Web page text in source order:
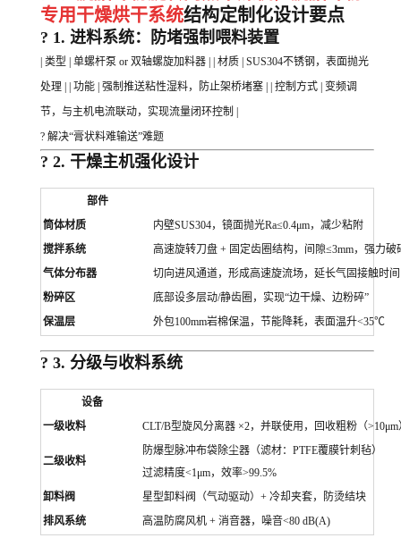
专用干燥烘干系统结构定制化设计要点
? 1. 进料系统：防堵强制喂料装置
| 类型 | 单螺杆泵 or 双轴螺旋加料器 | | 材质 | SUS304不锈钢，表面抛光
处理 | | 功能 | 强制推送粘性湿料，防止架桥堵塞 | | 控制方式 | 变频调
节，与主机电流联动，实现流量闭环控制 |
? 解决“膏状料难输送”难题
? 2. 干燥主机强化设计
部件
筒体材质
内壁SUS304，镜面抛光Ra≤0.4μm，减少粘附
搅拌系统
高速旋转刀盘 + 固定齿圈结构，间隙≤3mm，强力破
气体分布器
切向进风通道，形成高速旋流场，延长气固接触时间
粉碎区
底部设多层动/静齿圈，实现“边干燥、边粉碎”
保温层
外包100mm岩棉保温，节能降耗，表面温升<35℃
? 3. 分级与收料系统
设备
一级收料
CLT/B型旋风分离器 ×2，并联使用，回收粗粉（>10μm
二级收料
防爆型脉冲布袋除尘器（滤材：PTFE覆膜针刺毡）
过滤精度<1μm，效率>99.5%
卸料阀
星型卸料阀（气动驱动）+ 冷却夹套，防烫结块
排风系统
高温防腐风机 + 消音器，噪音<80 dB(A)